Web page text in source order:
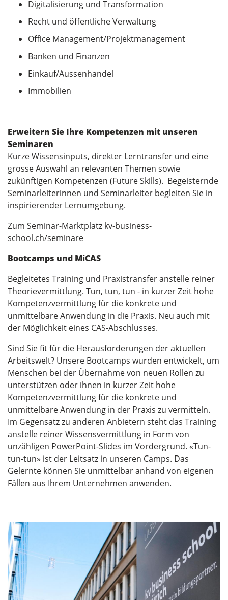
Digitalisierung und Transformation
Recht und öffentliche Verwaltung
Office Management/Projektmanagement
Banken und Finanzen
Einkauf/Aussenhandel
Immobilien
Erweitern Sie Ihre Kompetenzen mit unseren
Seminaren
Kurze Wissensinputs, direkter Lerntransfer und eine
grosse Auswahl an relevanten Themen sowie
zukünftigen Kompetenzen (Future Skills). Begeisternde
Seminarleiterinnen und Seminarleiter begleiten Sie in
inspirierender Lernumgebung.
Zum Seminar-Marktplatz kv-business-
school.ch/seminare
Bootcamps und MiCAS
Begleitetes Training und Praxistransfer anstelle reiner
Theorievermittlung. Tun, tun, tun - in kurzer Zeit hohe
Kompetenzvermittlung für die konkrete und
unmittelbare Anwendung in die Praxis. Neu auch mit
der Möglichkeit eines CAS-Abschlusses.
Sind Sie fit für die Herausforderungen der aktuellen
Arbeitswelt? Unsere Bootcamps wurden entwickelt, um
Menschen bei der Übernahme von neuen Rollen zu
unterstützen oder ihnen in kurzer Zeit hohe
Kompetenzvermittlung für die konkrete und
unmittelbare Anwendung in der Praxis zu vermitteln.
Im Gegensatz zu anderen Anbietern steht das Training
anstelle reiner Wissensvermittlung in Form von
unzähligen PowerPoint-Slides im Vordergrund. «Tun-
tun-tun» ist der Leitsatz in unseren Camps. Das
Gelernte können Sie unmittelbar anhand von eigenen
Fällen aus Ihrem Unternehmen anwenden.